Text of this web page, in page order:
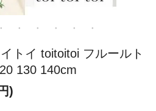
トイ toitoitoi フルールト
130 140cm
)